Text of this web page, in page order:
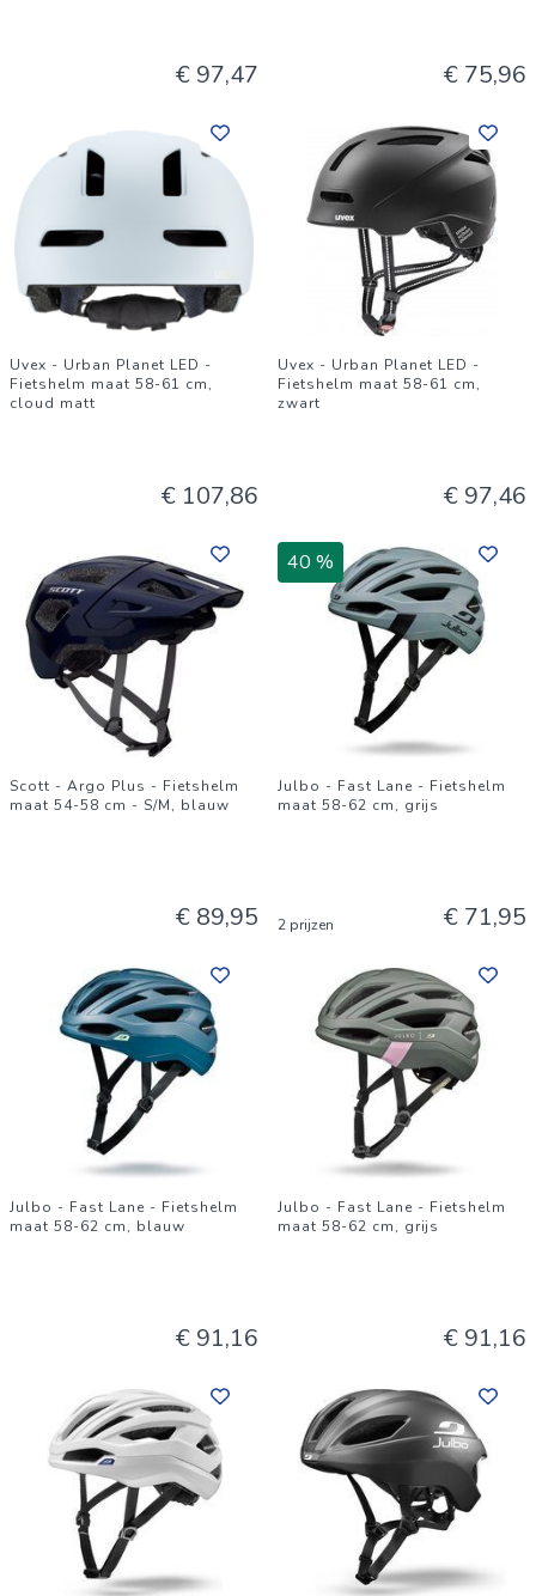
€ 97,47 € 75,96
Uvex - Urban Planet LED -
Fietshelm maat 58-61 cm,
cloud matt
€ 107,86
Uvex - Urban Planet LED -
Fietshelm maat 58-61 cm,
zwart
€ 97,46
Scott - Argo Plus - Fietshelm
maat 54-58 cm - S/M, blauw
€ 89,95
40 %
Julbo - Fast Lane - Fietshelm
maat 58-62 cm, grijs
2 prijzen € 71,95
Julbo - Fast Lane - Fietshelm
maat 58-62 cm, blauw
€ 91,16
Julbo - Fast Lane - Fietshelm
maat 58-62 cm, grijs
€ 91,16